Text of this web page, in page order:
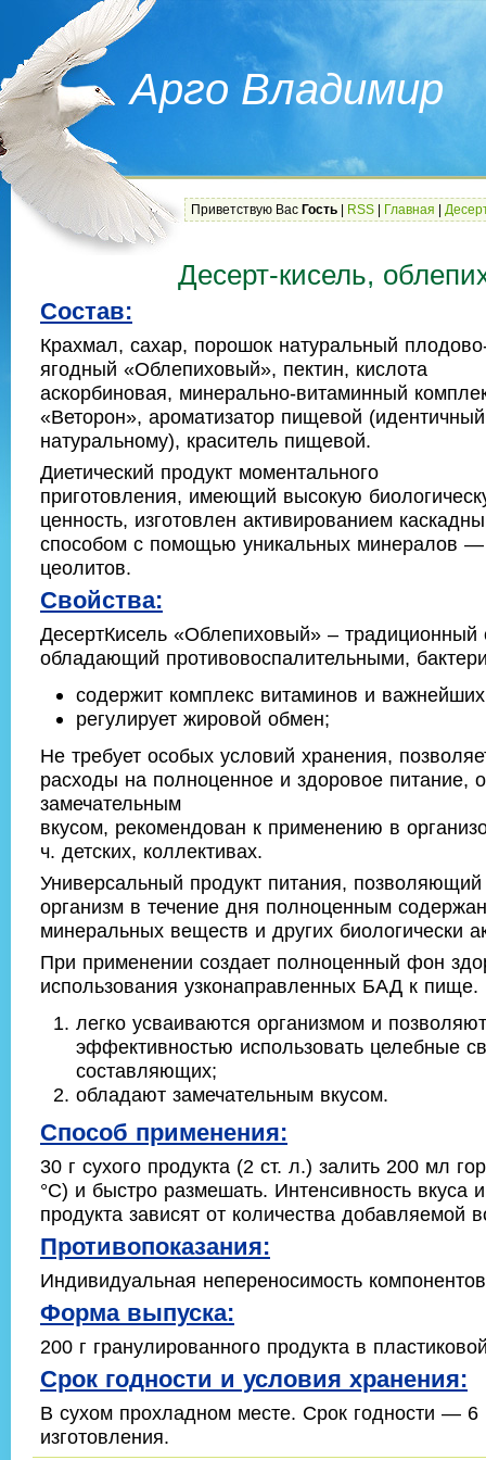
Арго Владимир
Приветствую Вас Гость RSS Главная
Десерт-кисель,
Состав:
Крахмал, сахар, порошок натуральный
ягодный «Облепиховый», пектин, кислота
аскорбиновая, минерально-витаминный
«Веторон», ароматизатор пищевой (идентичный
натуральному), краситель пищевой.
Диетический продукт моментального
приготовления, имеющий высокую
ценность, изготовлен активированием
способом с помощью уникальных минералов —
цеолитов.
Свойства:
Десерт­Кисель «Облепиховый» – традиционный
обладающий противовоспалительными,
содержит комплекс витаминов и
регулирует жировой обмен;
Не требует особых условий хранения,
расходы на полноценное и здоровое питание,
замечательным
вкусом, рекомендован к применению в
ч. детских, коллективах.
Универсальный продукт питания,
организм в течение дня полноценным
минеральных веществ и других биологически
При применении создает полноценный фон
использования узконаправленных БАД к пище.
легко усваиваются организмом и
эффективностью использовать целебные
составляющих;
обладают замечательным вкусом.
Способ применения:
30 г сухого продукта (2 ст. л.) залить 200 мл
°С) и быстро размешать. Интенсивность вкуса и
продукта зависят от количества добавляемой
Противопоказания:
Индивидуальная непереносимость
Форма выпуска:
200 г гранулированного продукта в
Срок годности и условия хранения:
В сухом прохладном месте. Срок годности — 6
изготовления.